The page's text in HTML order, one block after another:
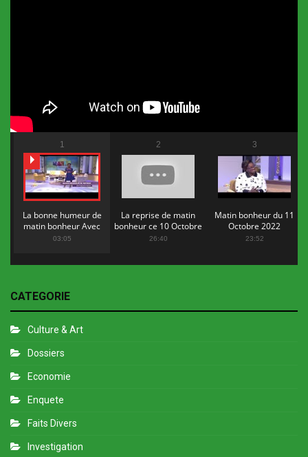
1
La bonne humeur de
matin bonheur Avec
Flopy Mendosa
03:05
2
La reprise de matin
bonheur ce 10 Octobre
2022
26:40
3
Matin bonheur du 11
Octobre 2022
23:52
CATEGORIE
Culture & Art
Dossiers
Economie
Enquete
Faits Divers
Investigation